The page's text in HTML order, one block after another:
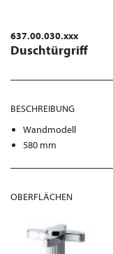
637.00.030.xxx
Duschtürgriff
BESCHREIBUNG
Wandmodell
580 mm
OBERFLÄCHEN